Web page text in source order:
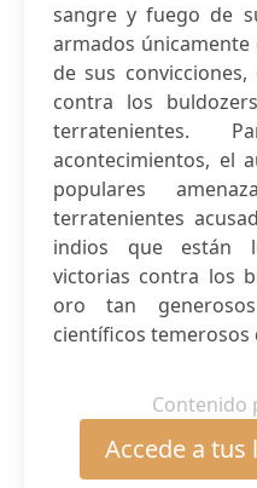
sangre y fuego de
armados únicamente
de sus
contra los
terratenientes.
acontecimientos, el
populares
terratenientes
indios que están
victorias contra los
oro tan
científicos temerosos
Contenido
Accede a